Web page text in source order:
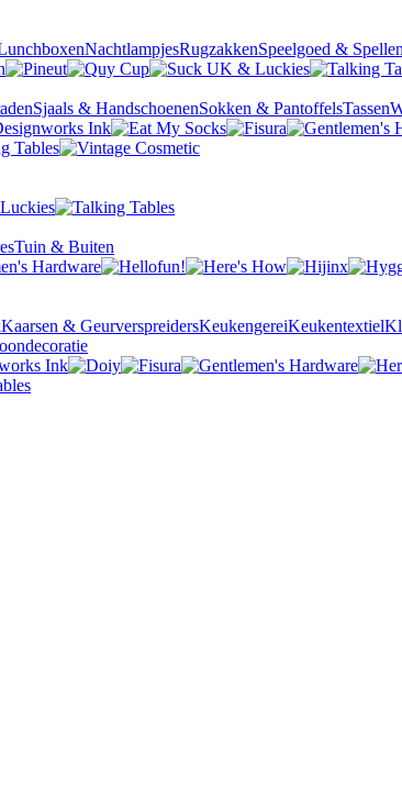
NachtlampjesRugzakkenSpeelgoed & Spellen
Sjaals & HandschoenenSokken & PantoffelsTassen
Tuin & Buiten
Kaarsen & GeurverspreidersKeukengereiKeukentextiel